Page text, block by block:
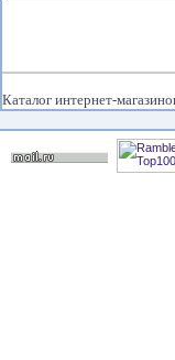
Каталог интернет-